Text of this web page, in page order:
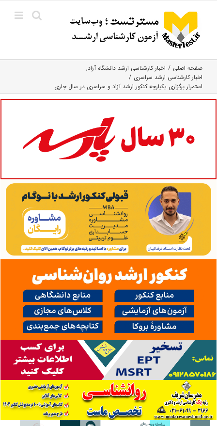
content
صفحه اصلی
اخبار کارشناسی ارشد دانشگاه آزاد
اخبار کارشناسی ارشد سراسری
استمرار برگزاری یکپارچه کنکور ارشد آزاد و سراسری در سال جاری